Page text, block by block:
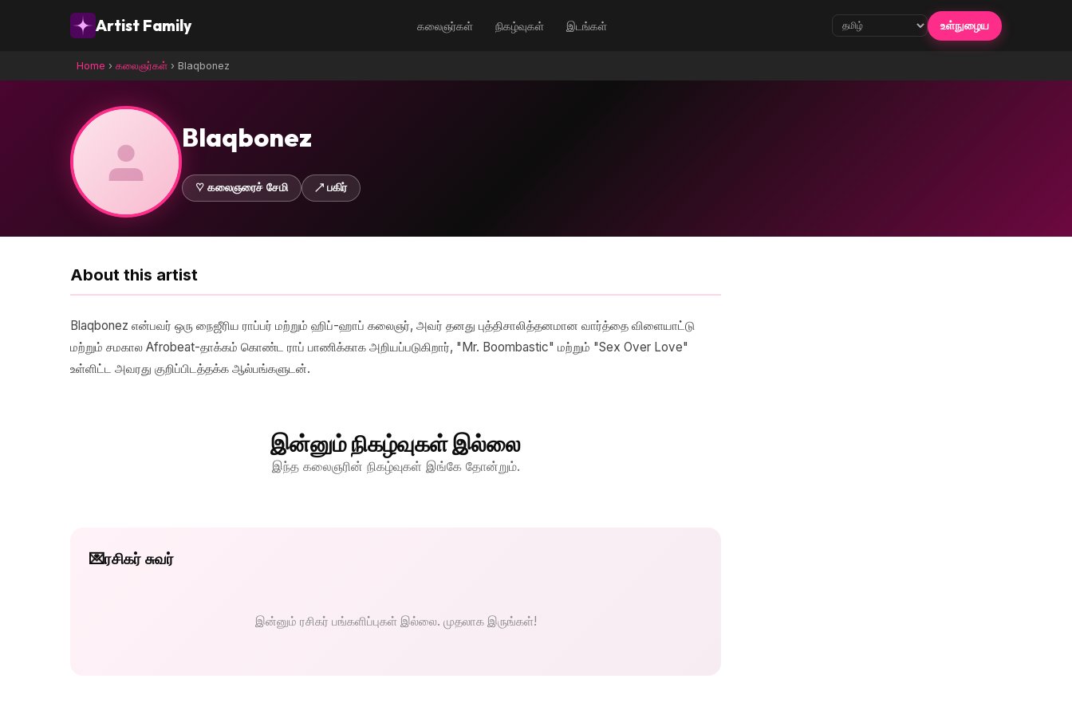
Artist Family கலைஞர்கள் நிகழ்வுகள் இடங்கள் உள்நுழைய
Home › கலைஞர்கள் › Blaqbonez
Blaqbonez
♡ கலைஞரைச் சேமி ↗ பகிர்
About this artist
Blaqbonez என்பவர் ஒரு நைஜீரிய ராப்பர் மற்றும் ஹிப்-ஹாப் கலைஞர், அவர் தனது புத்திசாலித்தனமான வார்த்தை விளையாட்டு
மற்றும் சமகால Afrobeat-தாக்கம் கொண்ட ராப் பாணிக்காக அறியப்படுகிறார், "Mr. Boombastic" மற்றும் "Sex Over Love"
உள்ளிட்ட அவரது குறிப்பிடத்தக்க ஆல்பங்களுடன்.
இன்னும் நிகழ்வுகள் இல்லை
இந்த கலைஞரின் நிகழ்வுகள் இங்கே தோன்றும்.
💌ரசிகர் சுவர்
இன்னும் ரசிகர் பங்களிப்புகள் இல்லை. முதலாக இருங்கள்!